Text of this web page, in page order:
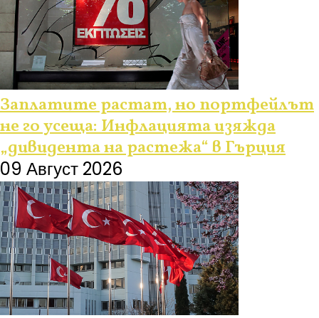
Заплатите растат, но портфейлът
не го усеща: Инфлацията изяжда
„дивидента на растежа“ в Гърция
09 Август 2026